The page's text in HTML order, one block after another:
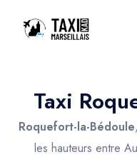
Accueil
Nos services
Nos services
Taxi
Roquefort-la-Bédoule
les hauteurs entre